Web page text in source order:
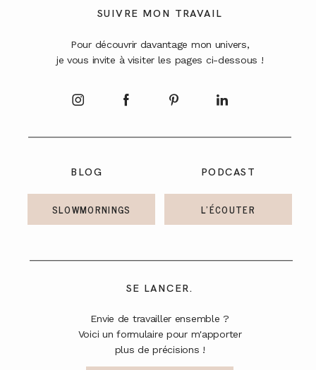
BLOG
SE LANCER.
SUIVRE MON TRAVAIL
SLOWMORNINGS
Envie de travailler ensemble ?
Voici un formulaire pour m'apporter
plus de précisions !
Pour découvrir davantage mon univers,
je vous invite à visiter les pages ci-dessous !
PODCAST
L'ÉCOUTER
A PROPOS